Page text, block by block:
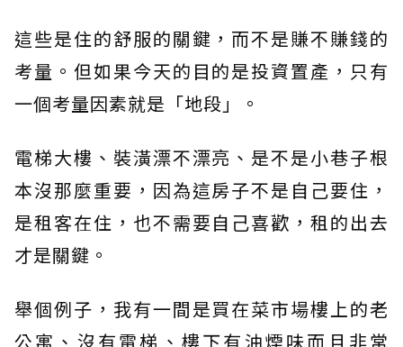
這些是住的舒服的關鍵，而不是賺不賺錢的
考量。但如果今天的目的是投資置產，只有
一個考量因素就是「地段」。
電梯大樓、裝潢漂不漂亮、是不是小巷子根
本沒那麼重要，因為這房子不是自己要住，
是租客在住，也不需要自己喜歡，租的出去
才是關鍵。
舉個例子，我有一間是買在菜市場樓上的老
公寓、沒有電梯、樓下有油煙味而且非常